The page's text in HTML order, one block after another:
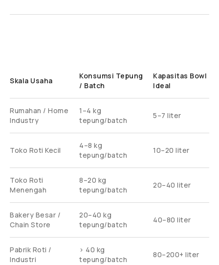
Skala Usaha
Konsumsi Tepung
/ Batch
Kapasitas Bowl
Ideal
Rumahan / Home
Industry
1–4 kg
tepung/batch
5–7 liter
Toko Roti Kecil
4–8 kg
tepung/batch
10–20 liter
Toko Roti
Menengah
8–20 kg
tepung/batch
20–40 liter
Bakery Besar /
Chain Store
20–40 kg
tepung/batch
40–80 liter
Pabrik Roti /
Industri
> 40 kg
tepung/batch
80–200+ liter